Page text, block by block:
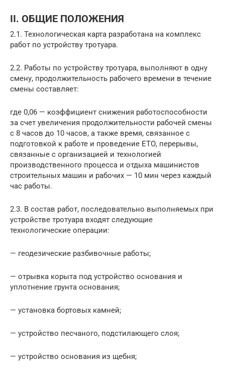
II. ОБЩИЕ ПОЛОЖЕНИЯ
2.1. Технологическая карта разработана на комплекс
работ по устройству тротуара.
2.2. Работы по устройству тротуара, выполняют в одну
смену, продолжительность рабочего времени в течение
смены составляет:
где 0,06 — коэффициент снижения работоспособности
за счет увеличения продолжительности рабочей смены
с 8 часов до 10 часов, а также время, связанное с
подготовкой к работе и проведение ЕТО, перерывы,
связанные с организацией и технологией
производственного процесса и отдыха машинистов
строительных машин и рабочих — 10 мин через каждый
час работы.
2.3. В состав работ, последовательно выполняемых при
устройстве тротуара входят следующие
технологические операции:
— геодезические разбивочные работы;
— отрывка корыта под устройство основания и
уплотнение грунта основания;
— установка бортовых камней;
— устройство песчаного, подстилающего слоя;
— устройство основания из щебня;